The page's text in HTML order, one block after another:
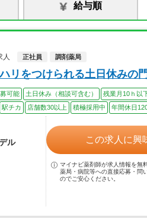
給与順
人
正社員 調剤薬局
リをつけられる土日休みの
可能 土日休み（相談可含む） 残業月10ｈ以
駅チカ 店舗数30以上 積極採用中 年間休日
ル
この求人に興
マイナビ薬剤師が求人情報を無
薬局・病院等への直接応募・問
のでご安心ください。